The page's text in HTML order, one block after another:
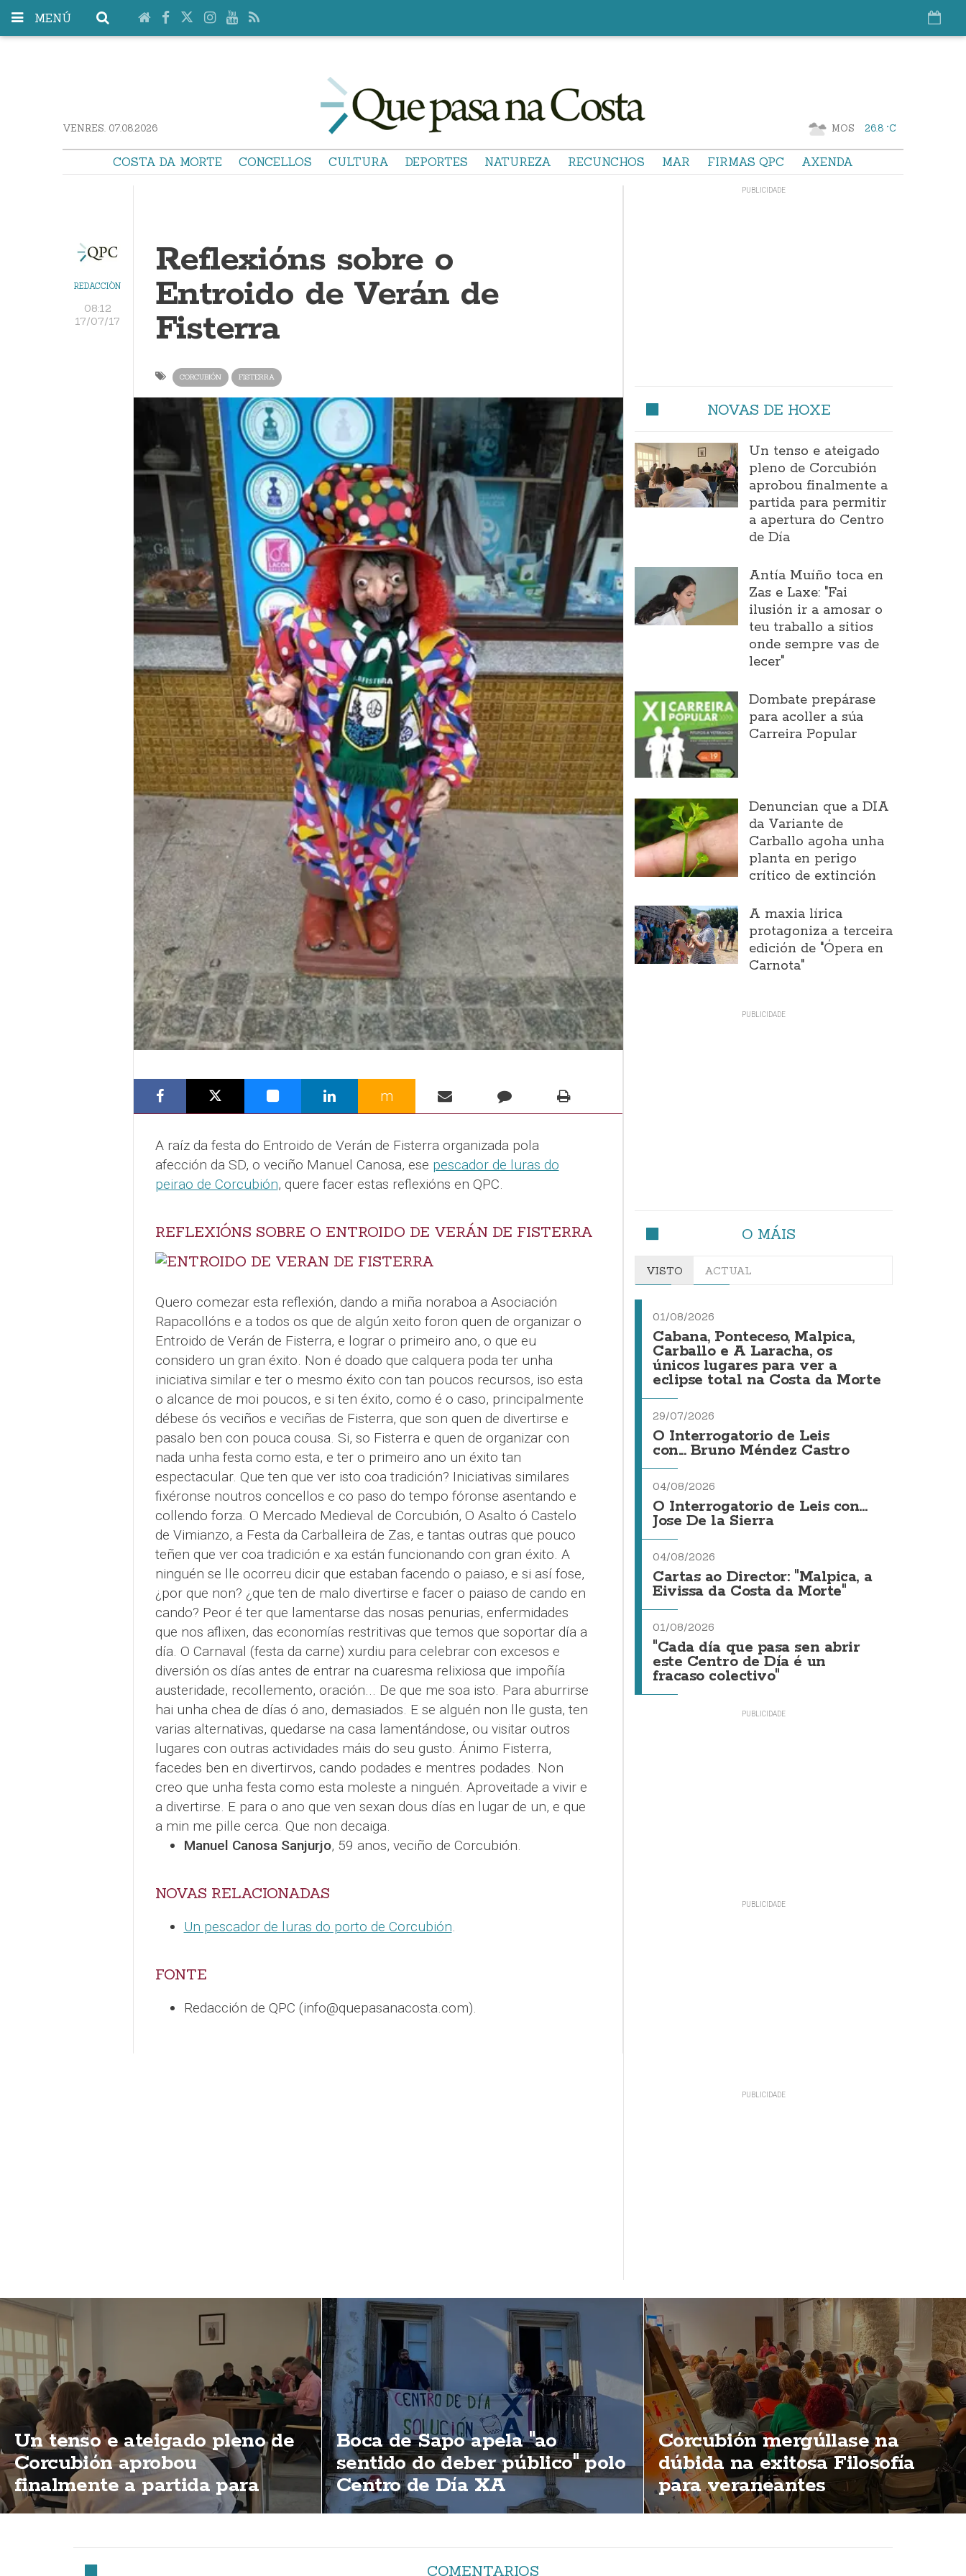
MENÚ
VENRES. 07.08.2026 MOS 26.8 °C
COSTA DA MORTE CONCELLOS CULTURA DEPORTES NATUREZA RECUNCHOS MAR FIRMAS QPC AXENDA
REDACCIÓN
08:12
17/07/17
Reflexións sobre o
Entroido de Verán de
Fisterra
CORCUBIÓN FISTERRA
m
A raíz da festa do Entroido de Verán de Fisterra organizada pola
afección da SD, o veciño Manuel Canosa, ese pescador de luras do
peirao de Corcubión, quere facer estas reflexións en QPC.
REFLEXIÓNS SOBRE O ENTROIDO DE VERÁN DE FISTERRA
Quero comezar esta reflexión, dando a miña noraboa a Asociación
Rapacollóns e a todos os que de algún xeito foron quen de organizar o
Entroido de Verán de Fisterra, e lograr o primeiro ano, o que eu
considero un gran éxito. Non é doado que calquera poda ter unha
iniciativa similar e ter o mesmo éxito con tan poucos recursos, iso esta
o alcance de moi poucos, e si ten éxito, como é o caso, principalmente
débese ós veciños e veciñas de Fisterra, que son quen de divertirse e
pasalo ben con pouca cousa. Si, so Fisterra e quen de organizar con
nada unha festa como esta, e ter o primeiro ano un éxito tan
espectacular. Que ten que ver isto coa tradición? Iniciativas similares
fixéronse noutros concellos e co paso do tempo fóronse asentando e
collendo forza. O Mercado Medieval de Corcubión, O Asalto ó Castelo
de Vimianzo, a Festa da Carballeira de Zas, e tantas outras que pouco
teñen que ver coa tradición e xa están funcionando con gran éxito. A
ninguén se lle ocorreu dicir que estaban facendo o paiaso, e si así fose,
¿por que non? ¿que ten de malo divertirse e facer o paiaso de cando en
cando? Peor é ter que lamentarse das nosas penurias, enfermidades
que nos aflixen, das economías restritivas que temos que soportar día a
día. O Carnaval (festa da carne) xurdiu para celebrar con excesos e
diversión os días antes de entrar na cuaresma relixiosa que impoñía
austeridade, recollemento, oración... De que me soa isto. Para aburrirse
hai unha chea de días ó ano, demasiados. E se alguén non lle gusta, ten
varias alternativas, quedarse na casa lamentándose, ou visitar outros
lugares con outras actividades máis do seu gusto. Ánimo Fisterra,
facedes ben en divertirvos, cando podades e mentres podades. Non
creo que unha festa como esta moleste a ninguén. Aproveitade a vivir e
a divertirse. E para o ano que ven sexan dous días en lugar de un, e que
a min me pille cerca. Que non decaiga.
Manuel Canosa Sanjurjo, 59 anos, veciño de Corcubión.
NOVAS RELACIONADAS
Un pescador de luras do porto de Corcubión
FONTE
Redacción de QPC (info@quepasanacosta.com).
NOVAS DE HOXE
Un tenso e ateigado
pleno de Corcubión
aprobou finalmente a
partida para permitir
a apertura do Centro
de Día
Antía Muíño toca en
Zas e Laxe: "Fai
ilusión ir a amosar o
teu traballo a sitios
onde sempre vas de
lecer"
Dombate prepárase
para acoller a súa
Carreira Popular
Denuncian que a DIA
da Variante de
Carballo agoha unha
planta en perigo
crítico de extinción
A maxia lírica
protagoniza a terceira
edición de "Ópera en
Carnota"
O MÁIS
VISTO ACTUAL
01/08/2026
Cabana, Ponteceso, Malpica,
Carballo e A Laracha, os
únicos lugares para ver a
eclipse total na Costa da Morte
29/07/2026
O Interrogatorio de Leis
con... Bruno Méndez Castro
04/08/2026
O Interrogatorio de Leis con...
Jose De la Sierra
04/08/2026
Cartas ao Director: "Malpica, a
Eivissa da Costa da Morte"
01/08/2026
"Cada día que pasa sen abrir
este Centro de Día é un
fracaso colectivo"
Un tenso e ateigado pleno de
Corcubión aprobou
finalmente a partida para
permitir a apertura do Centro
Boca de Sapo apela "ao
sentido do deber público" polo
Centro de Día XA
Corcubión mergúllase na
dúbida na exitosa Filosofía
para veraneantes
COMENTARIOS